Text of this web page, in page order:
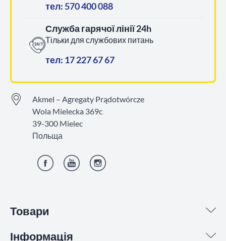
Товари
Інформація
тел: 570 400 088
Служба гарячої лінії 24h
Тільки для службових питань
тел: 17 227 67 67
Akmel – Agregaty Prądotwórcze
Wola Mielecka 369c
39-300 Mielec
Польща